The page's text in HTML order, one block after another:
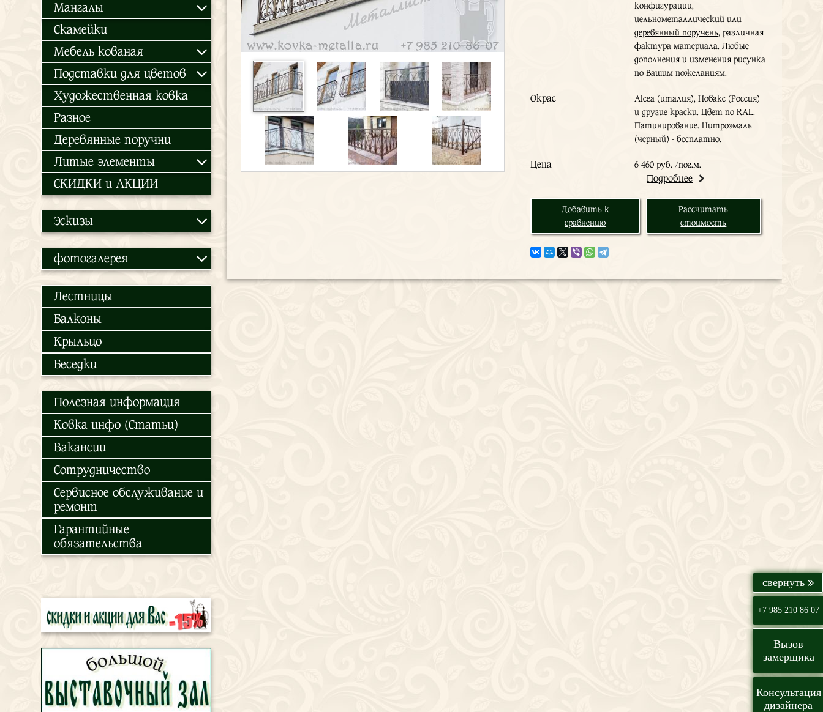
Мангалы
Скамейки
Мебель кованая
Подставки для цветов
Художественная ковка
Разное
Деревянные поручни
Литые элементы
СКИДКИ и АКЦИИ
Эскизы
фотогалерея
Лестницы
Балконы
Крыльцо
Беседки
Полезная информация
Ковка инфо (Статьи)
Вакансии
Сотрудничество
Сервисное обслуживание и
ремонт
Гарантийные
обязательства
конфигурации,
цельнометаллический или
деревянный поручень, различная
фактура материала. Любые
дополнения и изменения рисунка
по Вашим пожеланиям.
Окрас
Alcea (италия), Новакс (Россия)
и другие краски. Цвет по RAL.
Патинирование. Нитроэмаль
(черный) - бесплатно.
Цена 6 460 руб. /пог.м.
Подробнее
Добавить к
сравнению
Рассчитать
стоимость
+7 985 210 86 07
Вызов
замерщика
Консультация
дизайнера